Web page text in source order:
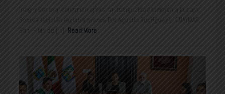
Inegi y Coneval confirman cifras; la desigualdad también a la baja;
Sonora también registra avance Por Agustín Rodríguez L. GUAYMAS,
Son. – Me de [...]
Read More